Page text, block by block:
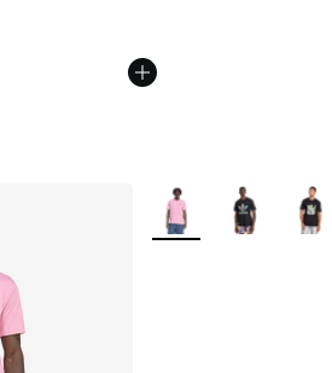
Plus de couleurs